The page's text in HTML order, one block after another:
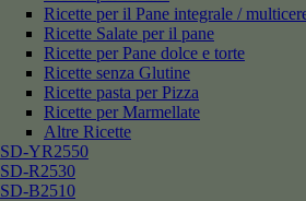
Ricette per il Pane integrale /
Ricette Salate per il pane
Ricette per Pane dolce e torte
Ricette senza Glutine
Ricette pasta per Pizza
Ricette per Marmellate
Altre Ricette
SD-YR2550
SD-R2530
SD-B2510